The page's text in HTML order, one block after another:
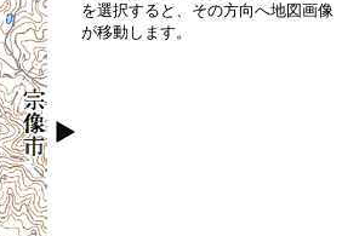
を選択すると、その方向へ地図画像
が移動します。